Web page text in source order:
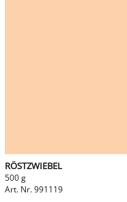
RÖSTZWIEBEL
500 g
Art. Nr. 991119